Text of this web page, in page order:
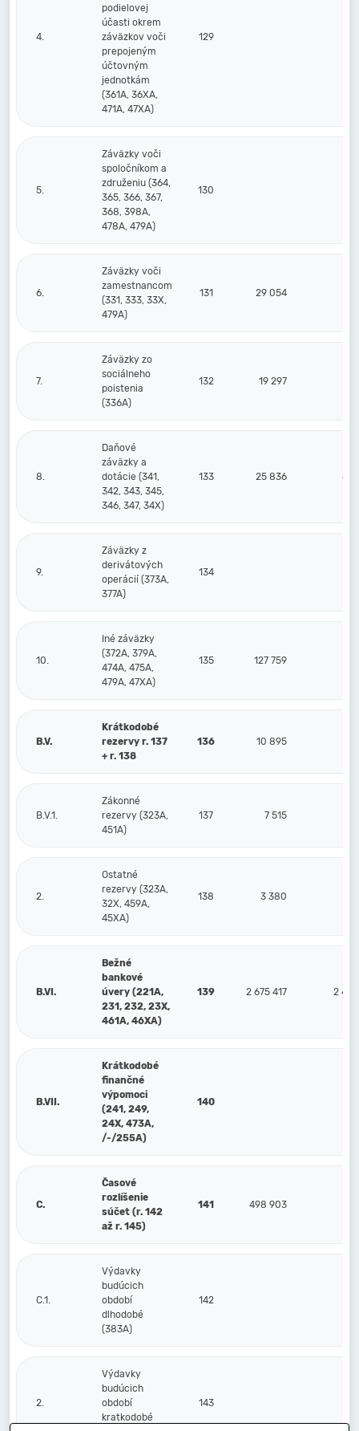
4.
podielovej
účasti okrem
záväzkov voči
prepojeným
účtovným
jednotkám
(361A, 36XA,
471A, 47XA)
129
5.
Záväzky voči
spoločníkom a
združeniu (364,
365, 366, 367,
368, 398A,
478A, 479A)
130
6.
Záväzky voči
zamestnancom
(331, 333, 33X,
479A)
131 29 054
7.
Záväzky zo
sociálneho
poistenia
(336A)
132 19 297
8.
Daňové
záväzky a
dotácie (341,
342, 343, 345,
346, 347, 34X)
133 25 836
9.
Záväzky z
derivátových
operácií (373A,
377A)
134
10.
Iné záväzky
(372A, 379A,
474A, 475A,
479A, 47XA)
135 127 759
B.V.
Krátkodobé
rezervy r. 137
+ r. 138
136 10 895
B.V.1.
Zákonné
rezervy (323A,
451A)
137 7 515
2.
Ostatné
rezervy (323A,
32X, 459A,
45XA)
138 3 380
B.VI.
Bežné
bankové
úvery (221A,
231, 232, 23X,
461A, 46XA)
139 2 675 417 2
B.VII.
Krátkodobé
finančné
výpomoci
(241, 249,
24X, 473A,
/-/255A)
140
C.
Časové
rozlíšenie
súčet (r. 142
až r. 145)
141 498 903
C.1.
Výdavky
budúcich
období
dlhodobé
(383A)
142
2.
Výdavky
budúcich
období
kratkodobé
143